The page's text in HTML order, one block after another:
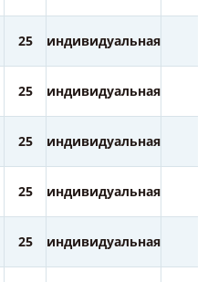
25 индивидуальная
25 индивидуальная
25 индивидуальная
25 индивидуальная
25 индивидуальная